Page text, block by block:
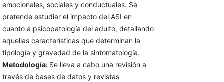
emocionales, sociales y conductuales. Se
pretende estudiar el impacto del ASI en
cuanto a psicopatología del adulto, detallando
aquellas características que determinan la
tipología y gravedad de la sintomatología.
Metodología: Se lleva a cabo una revisión a
través de bases de datos y revistas